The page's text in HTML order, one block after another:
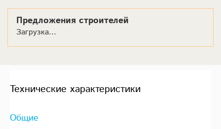
Предложения строителей
Загрузка...
Технические характеристики
Общие